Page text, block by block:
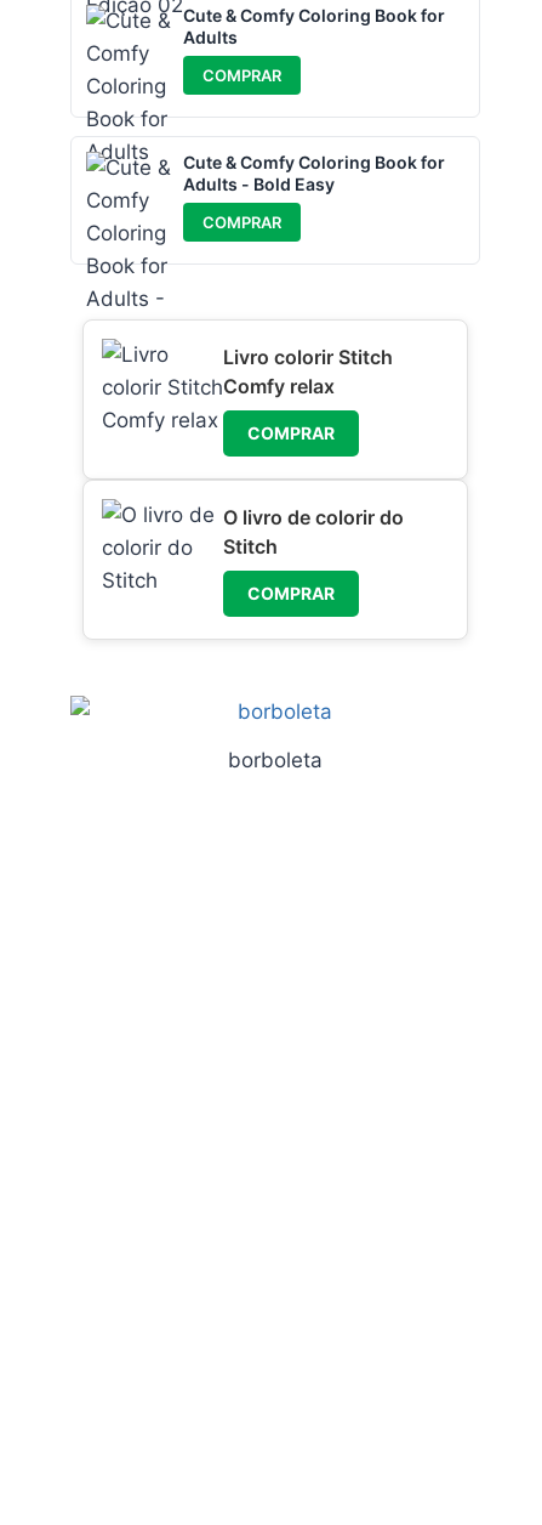
Cute & Comfy Coloring Book for
Adults
COMPRAR
Cute & Comfy Coloring Book for
Adults - Bold Easy
COMPRAR
Livro colorir Stitch
Comfy relax
COMPRAR
O livro de colorir do
Stitch
COMPRAR
borboleta